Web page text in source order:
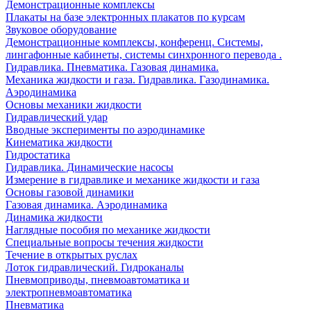
Демонстрационные комплексы
Плакаты на базе электронных плакатов по курсам
Звуковое оборудование
Демонстрационные комплексы, конференц. Системы,
лингафонные кабинеты, системы синхронного перевода .
Гидравлика. Пневматика. Газовая динамика.
Механика жидкости и газа. Гидравлика. Газодинамика.
Аэродинамика
Основы механики жидкости
Гидравлический удар
Вводные эксперименты по аэродинамике
Кинематика жидкости
Гидростатика
Гидравлика. Динамические насосы
Измерение в гидравлике и механике жидкости и газа
Основы газовой динамики
Газовая динамика. Аэродинамика
Динамика жидкости
Наглядные пособия по механике жидкости
Специальные вопросы течения жидкости
Течение в открытых руслах
Лоток гидравлический. Гидроканалы
Пневмоприводы, пневмоавтоматика и
электропневмоавтоматика
Пневматика